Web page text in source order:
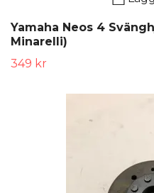
Yamaha Neos 4
Minarelli)
349 kr